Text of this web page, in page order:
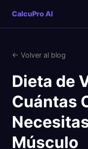
CalcuPro AI
← Volver al blog
Dieta de
Cuántas
Músculo